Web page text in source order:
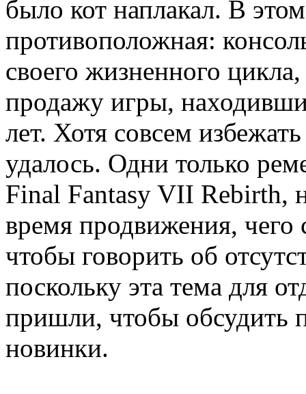
было кот наплакал. В
противоположная:
своего жизненного
продажу игры,
лет. Хотя совсем
удалось. Одни только
Final Fantasy VII Rebirth,
время продвижения, чего
чтобы говорить об
поскольку эта тема для
пришли, чтобы обсудить
новинки.